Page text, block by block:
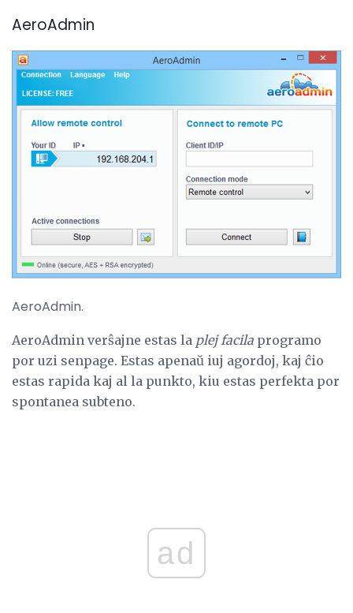
AeroAdmin
AeroAdmin.
AeroAdmin verŝajne estas la plej facila programo
por uzi senpage. Estas apenaŭ iuj agordoj, kaj ĉio
estas rapida kaj al la punkto, kiu estas perfekta por
spontanea subteno.
ad